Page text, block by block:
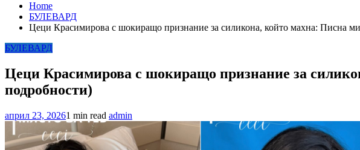
Home
БУЛЕВАРД
Цеци Красимирова с шокиращо признание за силикона, който махна: Писна
БУЛЕВАРД
Цеци Красимирова с шокиращо признание за
подробности)
април 23, 20261 min read admin